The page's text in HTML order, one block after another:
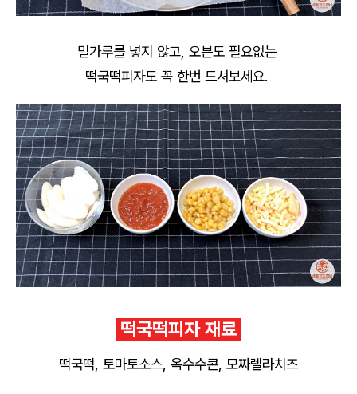
밀가루를 넣지 않고, 오븐도 필요없는
떡국떡피자도 꼭 한번 드셔보세요.
떡국떡피자 재료
떡국떡, 토마토소스, 옥수수콘, 모짜렐라치즈